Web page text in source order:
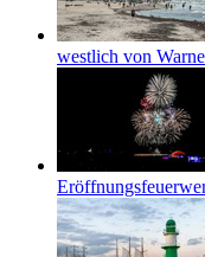
westlich von